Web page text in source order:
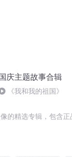
庆主题故事合辑
《我和我的祖国》
的精选专辑，包含